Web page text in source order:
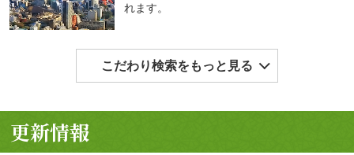
れます。
こだわり検索をもっと見る
更新情報